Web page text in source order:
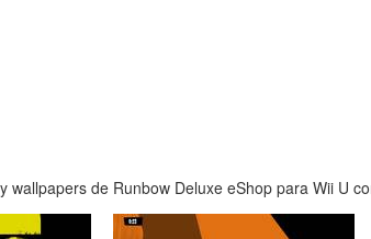
wallpapers de Runbow Deluxe eShop para Wii U